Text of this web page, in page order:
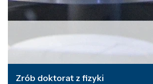
Zrób doktorat z fizyki